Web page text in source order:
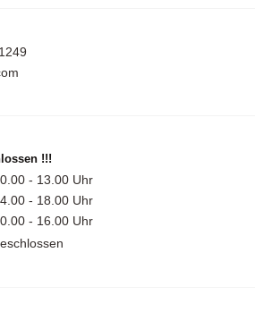
!!!
- 13.00 Uhr
- 18.00 Uhr
- 16.00 Uhr